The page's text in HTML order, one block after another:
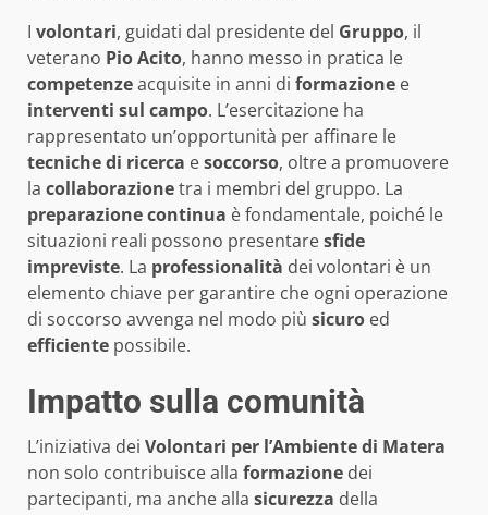
I volontari, guidati dal presidente del Gruppo, il
veterano Pio Acito, hanno messo in pratica le
competenzeacquisite in anni di formazione e
interventi sul campo. L’esercitazione ha
rappresentato un’opportunità per affinare le
tecniche di ricerca esoccorso, oltre a promuovere
la collaborazionetra i membri del gruppo. La
preparazione continua è fondamentale, poiché le
situazioni reali possono presentaresfide
impreviste. La professionalità dei volontari è un
elemento chiave per garantire che ogni operazione
di soccorso avvenga nel modo più sicuro ed
efficiente possibile.
Impatto sulla comunità
L’iniziativa dei Volontari per l’Ambiente di Matera
non solo contribuisce alla formazione dei
partecipanti, ma anche alla sicurezza della